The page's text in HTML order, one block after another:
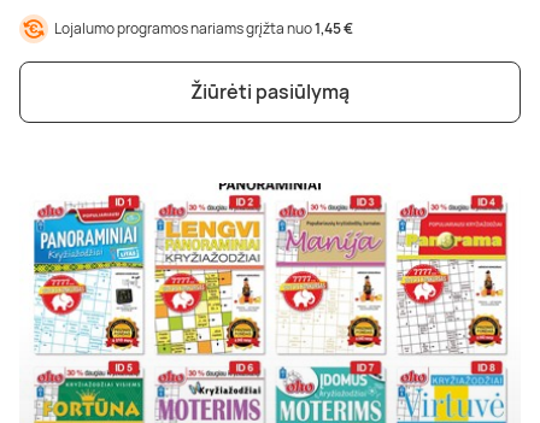
Lojalumo programos nariams grįžta nuo1,45 €
Žiūrėti pasiūlymą